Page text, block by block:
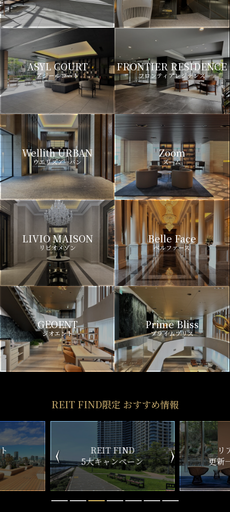
ASYL COURT
アジールコート
FRONTIER RESIDENCE
フロンティアレジデンス
Wellith URBAN
ウエリスアーバン
Zoom
ズーム
LIVIO MAISON
リビオメゾン
Belle Face
ベルファース
GEOENT
ジオエント
Prime Bliss
プライムブリス
REIT FIND限定 おすすめ情報
ン
リアルタイム
更新一覧チェック
新